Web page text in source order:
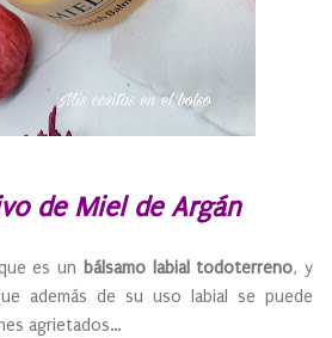
de Miel de Argán
es un bálsamo labial todoterreno, y
además de su uso labial se puede
agrietados…